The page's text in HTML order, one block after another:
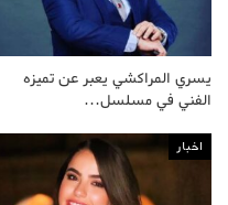
يسري المراكشي يعبر عن تميزه
الفني في مسلسل…
اخبار